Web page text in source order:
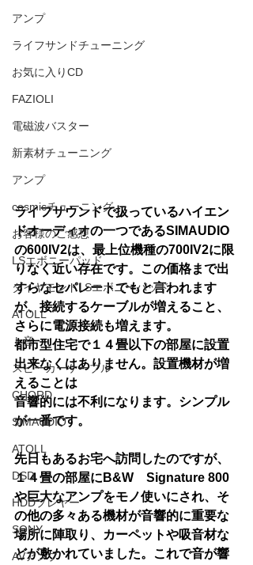
アンプ
ライフサンドチューニング
お気に入りCD
FAZIOLI
電磁波バスター
新素材チューニング
アンプ
cosmicチューニング
お客様のご感想
LSエボニーパッド
ダイヤモンドLSエボニーパッド
ATOLL
ト音
スピーカーケーブル
CHORD
SIMAUDIO
ATOLL
DSD
HDDプレヤー
SONY
AVアンプ
ライフサウンドで扱っているハイエン
ドオーディオの一つであるSIMAUDIO
の600IV2は、最上位機種の700IV2に限
りなく近い存在です。この価格まで出
すらなセパレートでもと言われます
が、接続するケーブルが増えること、
さらに電源接続も増えます。
都市型住宅で１４畳以下の部屋に設置
出来なくはありません。設置機材が増
えることは
音響的には不利になります。シンプル
が一番です。
先日もあるお宅へ訪問したのですが、
１４畳の部屋に B&W　Signature 800
や巨大なアンプをモノ使いにされ、そ
の他の多々ある機材が音響的に重要な
場所に陣取り、カーペットや吸音材な
どが敷かれていました。これで音が響